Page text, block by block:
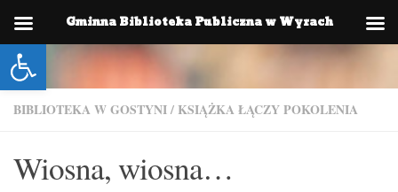
Otwórz pasek narzędzi
Skip to content
BIBLIOTEKA W GOSTYNI/ KSIĄŻKA ŁĄCZY POKOLENIA
Wiosna, wiosna…
Gminna Biblioteka Publiczna w Wyrach